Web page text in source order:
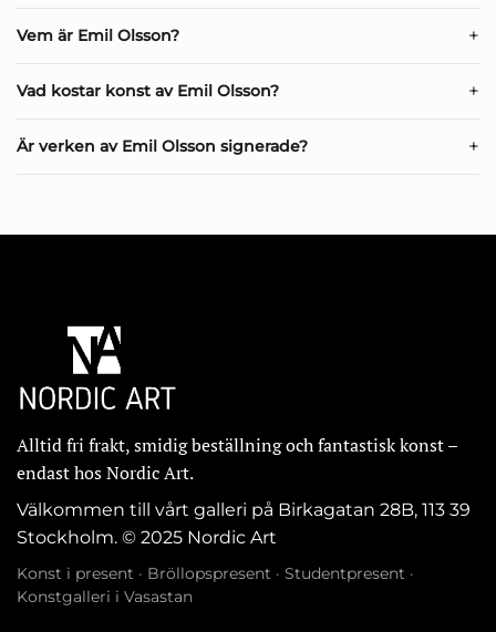
Vem är Emil Olsson?
Vad kostar konst av Emil Olsson?
Är verken av Emil Olsson signerade?
Alltid fri frakt, smidig beställning och fantastisk konst –
endast hos Nordic Art.
Välkommen till vårt galleri på Birkagatan 28B, 113 39
Stockholm. © 2025 Nordic Art
Konst i present · Bröllopspresent · Studentpresent ·
Konstgalleri i Vasastan